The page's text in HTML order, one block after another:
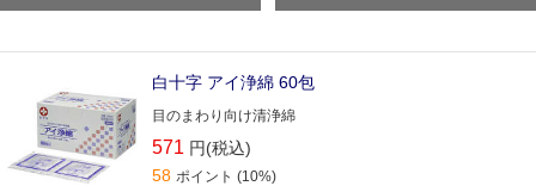
白十字 アイ浄綿 60包
目のまわり向け清浄綿
571 円(税込)
58 ポイント (10%)